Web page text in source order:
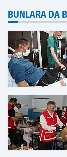
BUNLARA DA